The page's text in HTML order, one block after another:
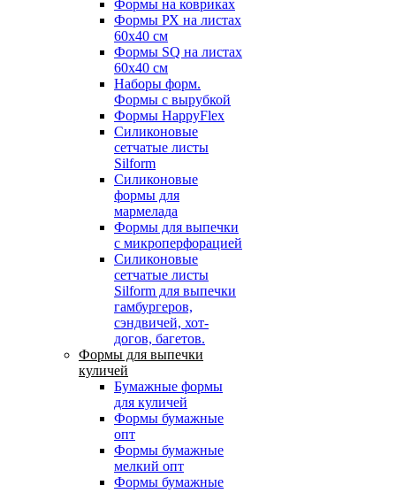
Формы на ковриках
Формы РХ на листах
60х40 см
Формы SQ на листах
60х40 см
Наборы форм.
Формы с вырубкой
Формы HappyFlex
Силиконовые
сетчатые листы
Silform
Силиконовые
формы для
мармелада
Формы для выпечки
с микроперфорацией
Силиконовые
сетчатые листы
Silform для выпечки
гамбургеров,
сэндвичей, хот-
догов, багетов.
Формы для выпечки
куличей
Бумажные формы
для куличей
Формы бумажные
опт
Формы бумажные
мелкий опт
Формы бумажные